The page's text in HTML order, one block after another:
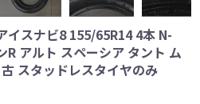
イスナビ8 155/65R14 4本 N-
スタッドレスタイヤのみ